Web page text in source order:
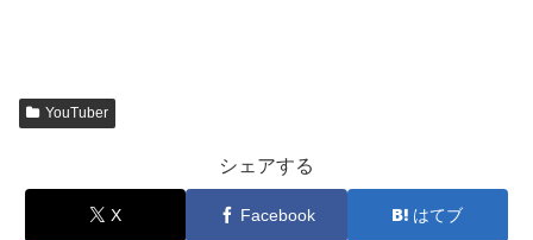
YouTuber
シェアする
X Facebook はてブ